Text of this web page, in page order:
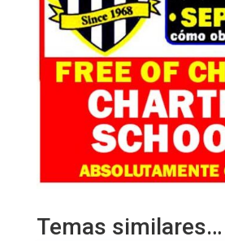
Temas similares…